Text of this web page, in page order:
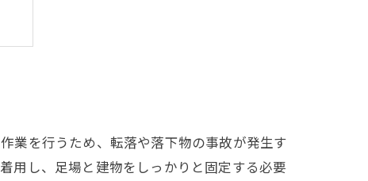
業を行うため、転落や落下物の事故が発生す
用し、足場と建物をしっかりと固定する必要